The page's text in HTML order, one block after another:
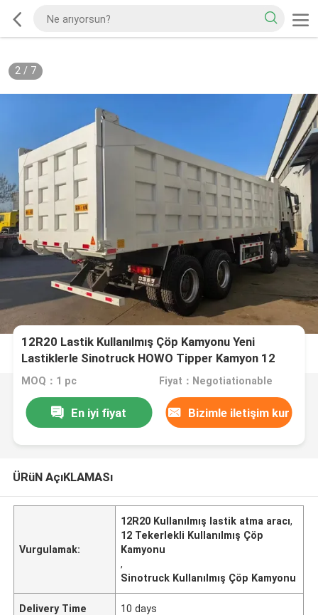
2/ 7
12R20 Lastik Kullanılmış Çöp Kamyonu Yeni
Lastiklerle Sinotruck HOWO Tipper Kamyon 12
Tekerlekli
MOQ：1 pc Fiyat：Negotiationable
En iyi fiyat Bizimle iletişim kur
ÜRüN AçıKLAMASı
Vurgulamak:
12R20 Kullanılmış lastik atma aracı,
12 Tekerlekli Kullanılmış Çöp
Kamyonu
,
Sinotruck Kullanılmış Çöp Kamyonu
Delivery Time 10 days